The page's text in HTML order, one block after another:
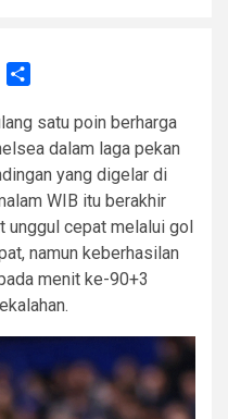
satu poin berharga
dalam laga pekan
yang digelar di
WIB itu berakhir
unggul cepat melalui gol
namun keberhasilan
menit ke-90+3